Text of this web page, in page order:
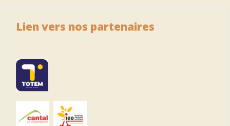
Lien vers nos partenaires